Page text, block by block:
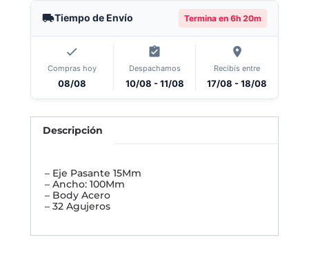
Tiempo de Envío Termina en 6h 20m
Compras hoy
08/08
Despachamos
10/08 - 11/08
Recibís entre
17/08 - 18/08
Descripción
– Eje Pasante 15Mm
– Ancho: 100Mm
– Body Acero
– 32 Agujeros